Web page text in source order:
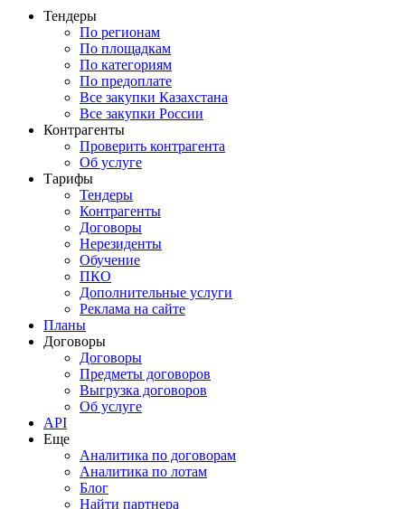
Тендеры
По регионам
По площадкам
По категориям
По предоплате
Все закупки Казахстана
Все закупки России
Контрагенты
Проверить контрагента
Об услуге
Тарифы
Тендеры
Контрагенты
Договоры
Нерезиденты
Обучение
ПКО
Дополнительные услуги
Реклама на сайте
Планы
Договоры
Договоры
Предметы договоров
Выгрузка договоров
Об услуге
API
Еще
Аналитика по договорам
Аналитика по лотам
Блог
Найти партнера